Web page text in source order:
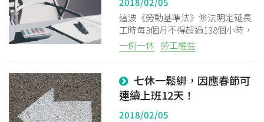
這波《勞動基準法》修法明定延長
工時每3個月不得超過138個小時，
勞動部日前公布《勞基法施行細
則》修正草案，明定每3個月，是
計算。
一例一休 勞工權益
七休一鬆綁，因應春節可
連續上班12天！
2018/02/05